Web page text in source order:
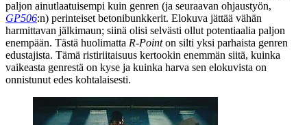
paljon ainutlaatuisempi kuin genren (ja seuraavan ohjaustyön,
GP506:n) perinteiset betonibunkkerit. Elokuva jättää vähän
harmittavan jälkimaun; siinä olisi selvästi ollut potentiaalia paljon
enempään. Tästä huolimatta R‑Pointon silti yksi parhaista genren
edustajista. Tämä ristiriitaisuus kertookin enemmän siitä, kuinka
vaikeasta genrestä on kyse ja kuinka harva sen elokuvista on
onnistunut edes kohtalaisesti.